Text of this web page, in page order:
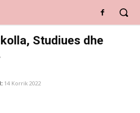
Studiues dhe
14 Korrik 2022